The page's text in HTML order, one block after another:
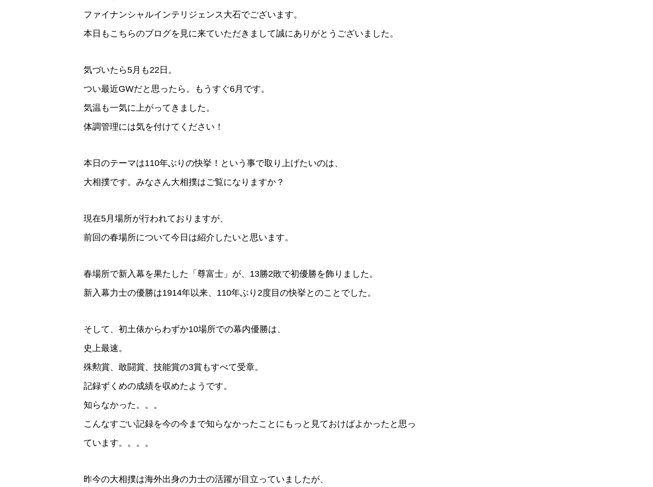
ファイナンシャルインテリジェンス大石でございます。
本日もこちらのブログを見に来ていただきまして誠にありがとうございました。
気づいたら5月も22日。
つい最近GWだと思ったら。もうすぐ6月です。
気温も一気に上がってきました。
体調管理には気を付けてください！
本日のテーマは110年ぶりの快挙！という事で取り上げたいのは、
大相撲です。みなさん大相撲はご覧になりますか？
現在5月場所が行われておりますが、
前回の春場所について今日は紹介したいと思います。
春場所で新入幕を果たした「尊富士」が、13勝2敗で初優勝を飾りました。
新入幕力士の優勝は1914年以来、110年ぶり2度目の快挙とのことでした。
そして、初土俵からわずか10場所での幕内優勝は、
史上最速。
殊勲賞、敢闘賞、技能賞の3賞もすべて受章。
記録ずくめの成績を収めたようです。
知らなかった。。。
こんなすごい記録を今の今まで知らなかったことにもっと見ておけばよかったと思っ
ています。。。。
昨今の大相撲は海外出身の力士の活躍が目立っていましたが、